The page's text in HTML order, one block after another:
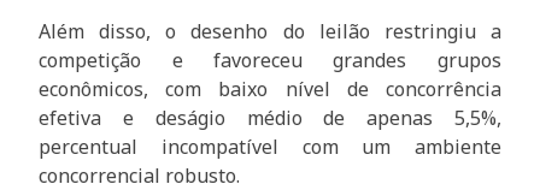
Além disso, o desenho do leilão restringiu a
competição e favoreceu grandes grupos
econômicos, com baixo nível de concorrência
efetiva e deságio médio de apenas 5,5%,
percentual incompatível com um ambiente
concorrencial robusto.